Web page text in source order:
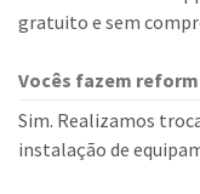
gratuito e sem
Vocês fazem
Sim. Realizamos
instalação de